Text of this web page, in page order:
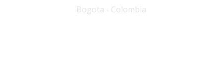
Bogota - Colombia